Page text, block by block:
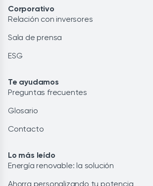
Corporativo
Relación con inversores
Sala de prensa
ESG
Te ayudamos
Preguntas frecuentes
Glosario
Contacto
Lo más leído
Energía renovable: la solución
Ahorra personalizando tu potencia